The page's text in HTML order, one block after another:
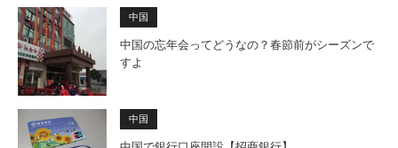
中国
中国の忘年会ってどうなの？春節前がシーズンで
すよ
中国